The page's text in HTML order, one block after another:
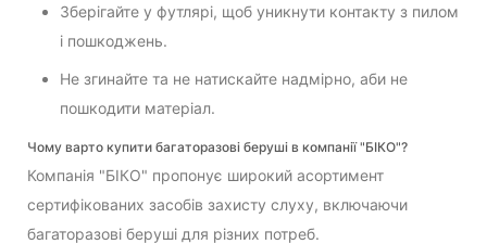
Зберігайте у футлярі, щоб уникнути контакту з пилом
і пошкоджень.
Не згинайте та не натискайте надмірно, аби не
пошкодити матеріал.
Чому варто купити багаторазові беруші в компанії "БІКО"?
Компанія "БІКО" пропонує широкий асортимент
сертифікованих засобів захисту слуху, включаючи
багаторазові беруші для різних потреб.